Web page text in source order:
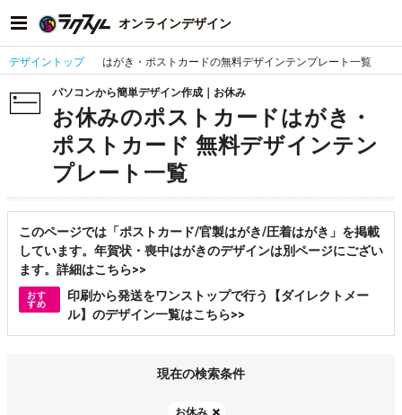
オンラインデザイン
デザイントップ はがき・ポストカードの無料デザインテンプレート一覧
パソコンから簡単デザイン作成｜お休み
お休みのポストカードはがき・
ポストカード 無料デザインテン
プレート一覧
このページでは「ポストカード/官製はがき/圧着はがき」を掲載
しています。年賀状・喪中はがきのデザインは別ページにござい
ます。詳細はこちら>>
おす
すめ
印刷から発送をワンストップで行う【ダイレクトメー
ル】のデザイン一覧はこちら>>
現在の検索条件
お休み